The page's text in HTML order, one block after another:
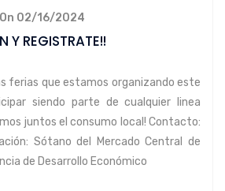
02/16/2024
Y REGISTRATE!!
ferias que estamos organizando este
siendo parte de cualquier linea
juntos el consumo local! Contacto:
Sótano del Mercado Central de
de Desarrollo Económico